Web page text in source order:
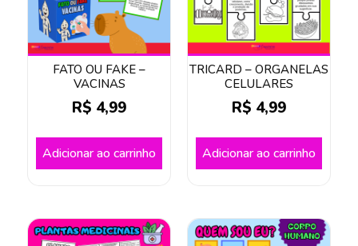
FATO OU FAKE –
VACINAS
R$ 4,99
Adicionar ao carrinho
TRICARD – ORGANELAS
CELULARES
R$ 4,99
Adicionar ao carrinho